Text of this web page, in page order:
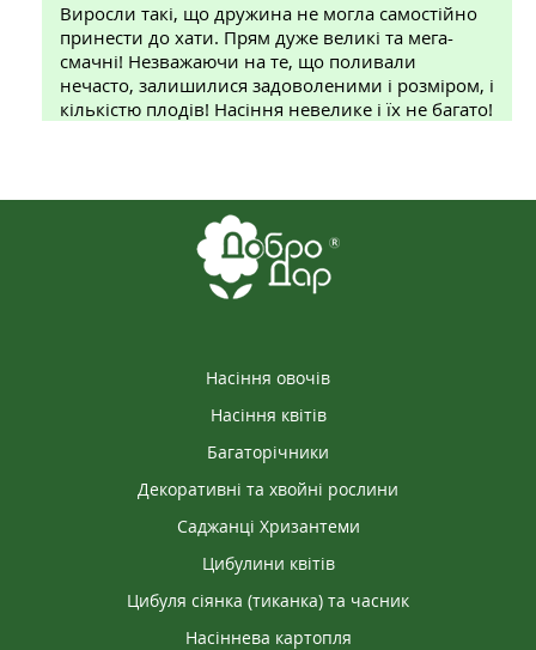
Виросли такі, що дружина не могла самостійно
принести до хати. Прям дуже великі та мега-
смачні! Незважаючи на те, що поливали
нечасто, залишилися задоволеними і розміром, і
кількістю плодів! Насіння невелике і їх не багато!
Вчора отримала замовлення насіння. Все
надіслали без помилок. Побачимо як зійде.
Насіння овочів
Насіння квітів
Багаторічники
Декоративні та хвойні рослини
Саджанці Хризантеми
Цибулини квітів
Цибуля сіянка (тиканка) та часник
Насіннева картопля